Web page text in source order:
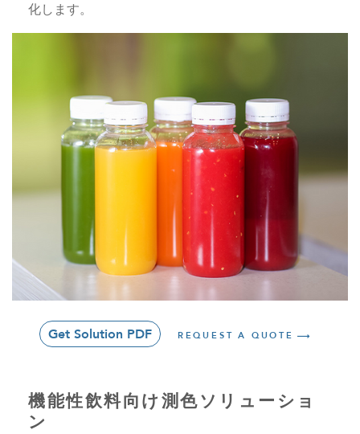
化します。
Get Solution PDF REQUEST A QUOTE
機能性飲料向け測色ソリューショ
ン